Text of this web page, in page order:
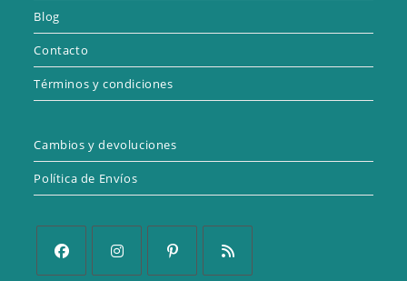
Blog
Contacto
Términos y condiciones
Cambios y devoluciones
Política de Envíos